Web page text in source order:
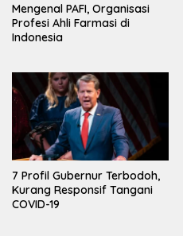
Mengenal PAFI, Organisasi
Profesi Ahli Farmasi di
Indonesia
7 Profil Gubernur Terbodoh,
Kurang Responsif Tangani
COVID-19